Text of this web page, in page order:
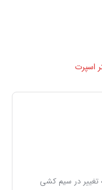
اسپرت
در سیم کشی